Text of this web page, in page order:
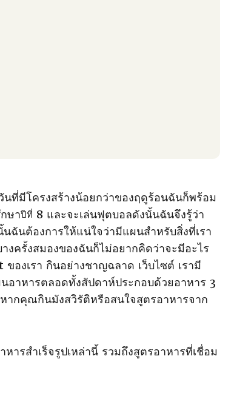
นที่มีโครงสร้างน้อยกว่าของฤดูร้อนฉันก็พร้อม
ษาปีที่ 8 และจะเล่นฟุตบอลดังนั้นฉันจึงรู้ว่า
ฉันต้องการให้แน่ใจว่ามีแผนสําหรับสิ่งที่เรา
งครั้งสมองของฉันก็ไม่อยากคิดว่าจะมีอะไร
องเรา กินอย่างชาญฉลาด เว็บไซต์ เรามี
าหารตลอดทั้งสัปดาห์ประกอบด้วยอาหาร 3
ากคุณกินมังสวิรัติหรือสนใจสูตรอาหารจาก
รสําเร็จรูปเหล่านี้ รวมถึงสูตรอาหารที่เชื่อม